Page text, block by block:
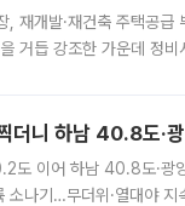
, 재개발·재건축 주택공
거듭 강조한 가운데 정
더니 하남 40.8도·
도 이어 하남 40.8도·광
소나기…무더위·열대야